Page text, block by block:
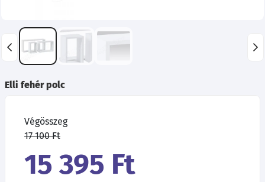
Elli fehér polc
Végösszeg
17 100 Ft
15 395 Ft